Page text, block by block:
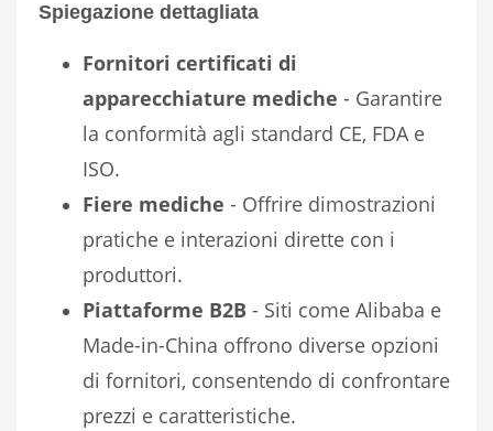
Spiegazione dettagliata
Fornitori certificati di
apparecchiature mediche - Garantire
la conformità agli standard CE, FDA e
ISO.
Fiere mediche - Offrire dimostrazioni
pratiche e interazioni dirette con i
produttori.
Piattaforme B2B - Siti come Alibaba e
Made-in-China offrono diverse opzioni
di fornitori, consentendo di confrontare
prezzi e caratteristiche.